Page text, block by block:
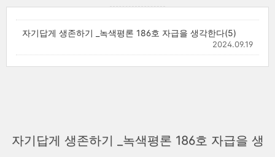
자기답게 생존하기 _녹색평론 186호 자급을 생각한다(5)
2024.09.19
자기답게 생존하기 _녹색평론 186호 자급을 생